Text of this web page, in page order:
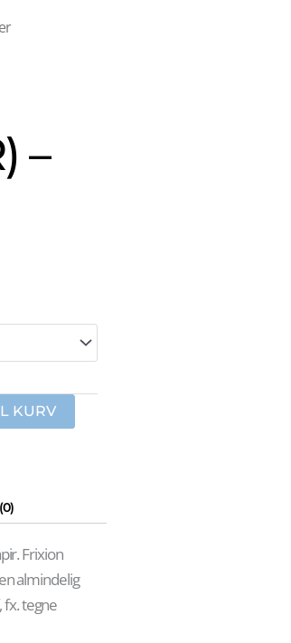
–
KURV
Frixion
almindelig
fx. tegne